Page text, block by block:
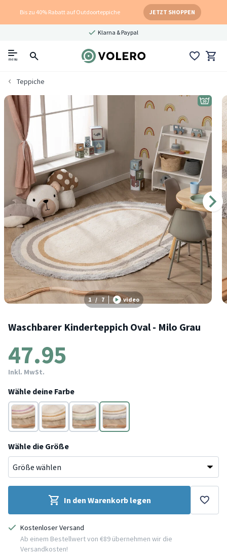
Bis zu 40% Rabatt auf Outdoorteppiche JETZT SHOPPEN
Klarna & Paypal
menu
Teppiche
1 / 7 video
Waschbarer Kinderteppich Oval - Milo Grau
47.95
Inkl. MwSt.
Wähle deine Farbe
Rosa Beige Grün
Grau
Wähle die Größe
In den Warenkorb legen
Kostenloser Versand
Ab einem Bestellwert von €89 übernehmen wir die
Versandkosten!